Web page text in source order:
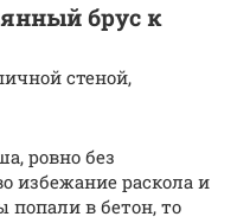
брус к
стеной,
ровно без
избежание раскола и
в бетон, то